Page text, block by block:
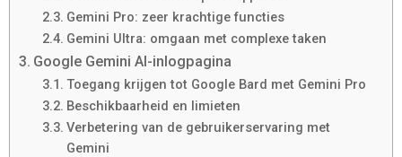
Gemini Pro: zeer krachtige functies
Gemini Ultra: omgaan met complexe taken
Google Gemini AI-inlogpagina
Toegang krijgen tot Google Bard met Gemini Pro
Beschikbaarheid en limieten
Verbetering van de gebruikerservaring met
Gemini